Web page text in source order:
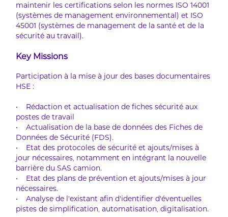
maintenir les certifications selon les normes ISO 14001
(systèmes de management environnemental) et ISO
45001 (systèmes de management de la santé et de la
sécurité au travail).
Key Missions
Participation à la mise à jour des bases documentaires
HSE :
• Rédaction et actualisation de fiches sécurité aux
postes de travail
• Actualisation de la base de données des Fiches de
Données de Sécurité (FDS).
• Etat des protocoles de sécurité et ajouts/mises à
jour nécessaires, notamment en intégrant la nouvelle
barrière du SAS camion.
• Etat des plans de prévention et ajouts/mises à jour
nécessaires.
• Analyse de l'existant afin d'identifier d'éventuelles
pistes de simplification, automatisation, digitalisation.